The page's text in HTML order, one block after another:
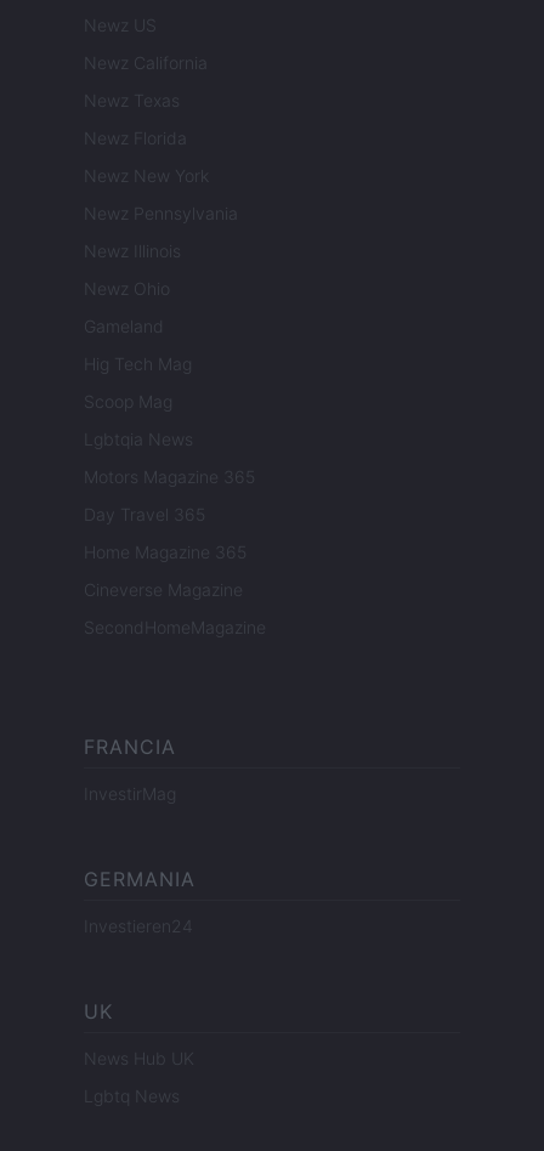
Newz US
Newz California
Newz Texas
Newz Florida
Newz New York
Newz Pennsylvania
Newz Illinois
Newz Ohio
Gameland
Hig Tech Mag
Scoop Mag
Lgbtqia News
Motors Magazine 365
Day Travel 365
Home Magazine 365
Cineverse Magazine
SecondHomeMagazine
FRANCIA
InvestirMag
GERMANIA
Investieren24
UK
News Hub UK
Lgbtq News